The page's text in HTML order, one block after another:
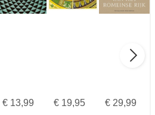
€ 13,99 € 19,95 € 29,99